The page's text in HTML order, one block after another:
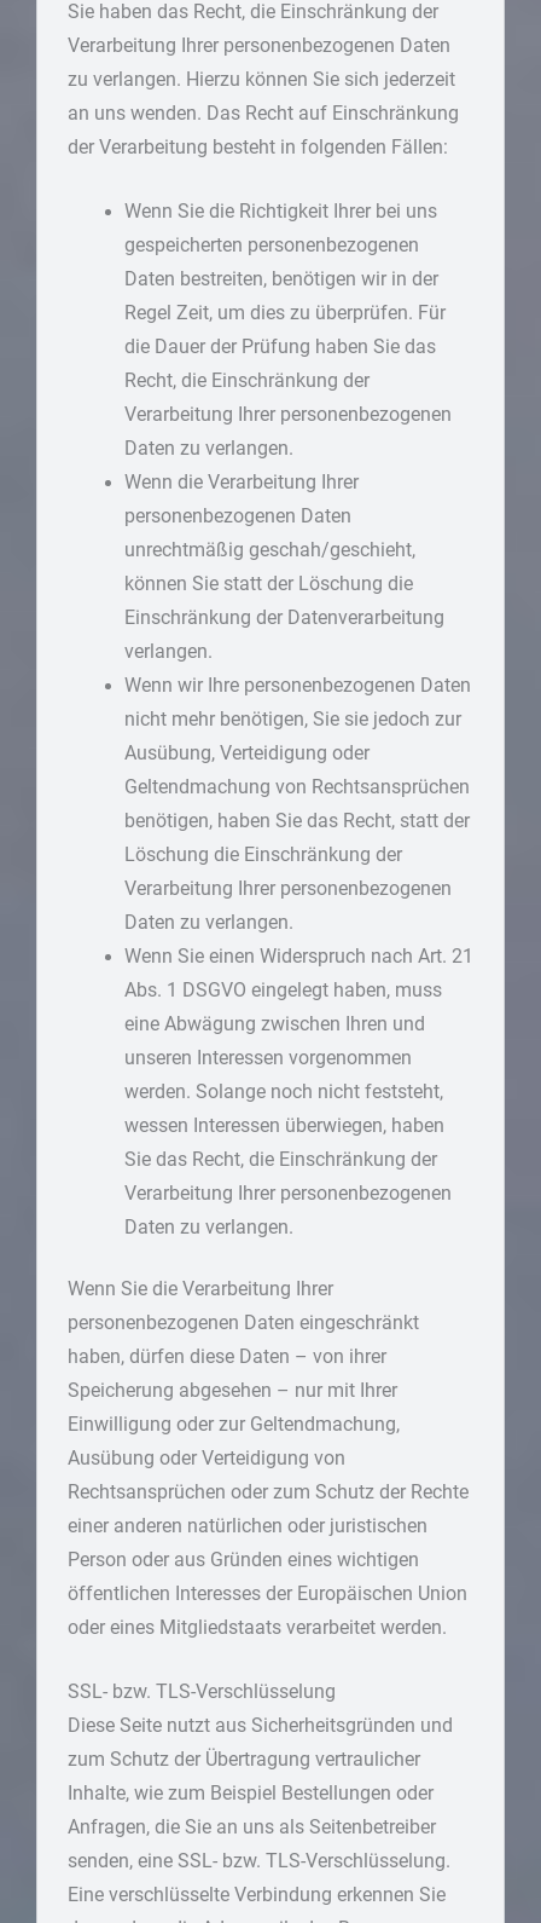
Sie haben das Recht, die Einschränkung der
Verarbeitung Ihrer personenbezogenen Daten
zu verlangen. Hierzu können Sie sich jederzeit
an uns wenden. Das Recht auf Einschränkung
der Verarbeitung besteht in folgenden Fällen:
Wenn Sie die Richtigkeit Ihrer bei uns
gespeicherten personenbezogenen
Daten bestreiten, benötigen wir in der
Regel Zeit, um dies zu überprüfen. Für
die Dauer der Prüfung haben Sie das
Recht, die Einschränkung der
Verarbeitung Ihrer personenbezogenen
Daten zu verlangen.
Wenn die Verarbeitung Ihrer
personenbezogenen Daten
unrechtmäßig geschah/geschieht,
können Sie statt der Löschung die
Einschränkung der Datenverarbeitung
verlangen.
Wenn wir Ihre personenbezogenen Daten
nicht mehr benötigen, Sie sie jedoch zur
Ausübung, Verteidigung oder
Geltendmachung von Rechtsansprüchen
benötigen, haben Sie das Recht, statt der
Löschung die Einschränkung der
Verarbeitung Ihrer personenbezogenen
Daten zu verlangen.
Wenn Sie einen Widerspruch nach Art. 21
Abs. 1 DSGVO eingelegt haben, muss
eine Abwägung zwischen Ihren und
unseren Interessen vorgenommen
werden. Solange noch nicht feststeht,
wessen Interessen überwiegen, haben
Sie das Recht, die Einschränkung der
Verarbeitung Ihrer personenbezogenen
Daten zu verlangen.
Wenn Sie die Verarbeitung Ihrer
personenbezogenen Daten eingeschränkt
haben, dürfen diese Daten – von ihrer
Speicherung abgesehen – nur mit Ihrer
Einwilligung oder zur Geltendmachung,
Ausübung oder Verteidigung von
Rechtsansprüchen oder zum Schutz der Rechte
einer anderen natürlichen oder juristischen
Person oder aus Gründen eines wichtigen
öffentlichen Interesses der Europäischen Union
oder eines Mitgliedstaats verarbeitet werden.
SSL- bzw. TLS-Verschlüsselung
Diese Seite nutzt aus Sicherheitsgründen und
zum Schutz der Übertragung vertraulicher
Inhalte, wie zum Beispiel Bestellungen oder
Anfragen, die Sie an uns als Seitenbetreiber
senden, eine SSL- bzw. TLS-Verschlüsselung.
Eine verschlüsselte Verbindung erkennen Sie